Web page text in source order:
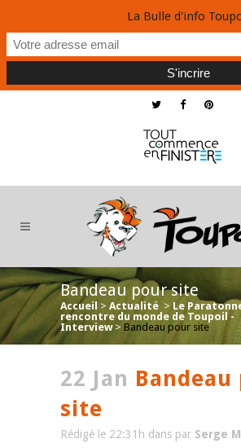
Bandeau pour site
Accueil > Actualité > Le
rencontre du monde de Toupoil -
Interview> Bandeau pour site
22 Jan Bandeau
site
Rédigé le 22:31h dans par Serge
La Bulle d'info